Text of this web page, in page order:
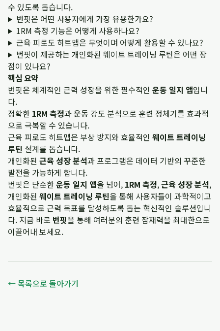
수 있도록 돕습니다.
번핏은 어떤 사용자에게 가장 유용한가요?
1RM 측정 기능은 어떻게 사용하나요?
근육 피로도 히트맵은 무엇이며 어떻게 활용할 수 있나요?
번핏이 제공하는 개인화된 웨이트 트레이닝 루틴은 어떤 장
점이 있나요?
핵심 요약
번핏은 체계적인 근력 성장을 위한 필수적인 운동 일지 앱입니
다.
정확한 1RM 측정과 운동 강도 분석으로 훈련 정체기를 효과적
으로 극복할 수 있습니다.
근육 피로도 히트맵은 부상 방지와 효율적인 웨이트 트레이닝
루틴 설계를 돕습니다.
개인화된 근육 성장 분석과 프로그램은 데이터 기반의 꾸준한
발전을 가능하게 합니다.
번핏은 단순한운동 일지 앱을 넘어, 1RM 측정,근육 성장 분석,
개인화된 웨이트 트레이닝 루틴을 통해 사용자들이 과학적이고
효율적으로 근력 목표를 달성하도록 돕는 혁신적인 솔루션입니
다. 지금 바로 번핏을 통해 여러분의 훈련 잠재력을 최대한으로
이끌어내 보세요.
← 목록으로 돌아가기